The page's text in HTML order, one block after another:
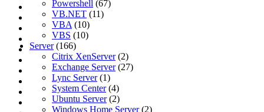
Powershell (67)
VB.NET (11)
VBA (10)
VBS (10)
Server(166)
Citrix XenServer(2)
Exchange Server(27)
Lync Server(1)
System Center(4)
Ubuntu Server(2)
Windows Home Server(2)